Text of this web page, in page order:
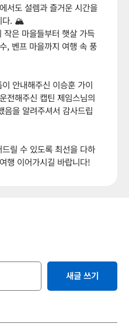
서도 설렘과 즐거운 시간을
다. 🏔️
은 마을들부터 햇살 가득
, 벤프 마을까지 여행 속 풍
안내해주신 이승훈 가이
전해주신 캡틴 제임스님의
음을 알려주셔서 감사드립
릴 수 있도록 최선을 다하
행 이어가시길 바랍니다!
새글 쓰기